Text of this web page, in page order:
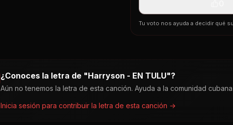
Tu voto nos ayuda a decidir qué
¿Conoces la letra de "Harryson - EN TULU"?
Aún no tenemos la letra de esta canción. Ayuda a la comunidad
Inicia sesión para contribuir la letra de esta canción →